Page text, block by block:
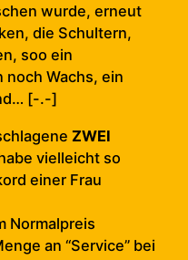
wurde, erneut
die Schultern,
soo ein
noch Wachs, ein
[-.-]
ZWEI
vielleicht so
einer Frau
Normalpreis
an “Service” bei